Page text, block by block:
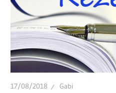
17/08/2018 Gabi